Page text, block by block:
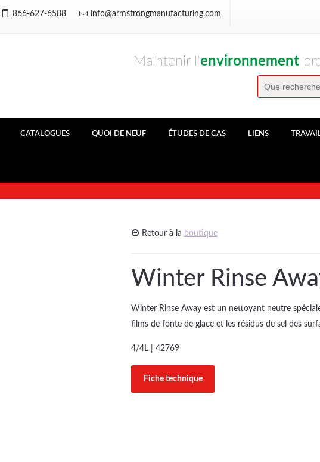
866-627-6588 info@armstrongmanufacturing.com
Maintenir l'environnement
CATALOGUES QUOI DE NEUF ÉTUDES DE CAS LIENS
Retour à la boutique
Winter Rinse
Winter Rinse Away est un nettoyant neutre
films de fonte de glace et les résidus de sel des
4/4L | 42769
Fiche technique